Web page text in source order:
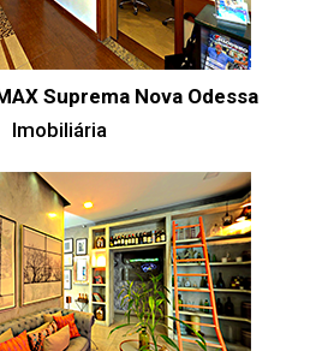
Suprema Nova Odessa
Imobiliária